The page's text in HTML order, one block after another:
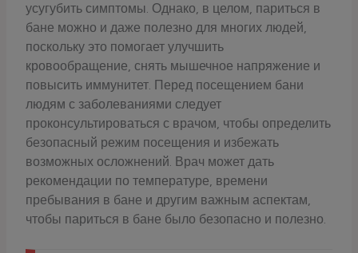
усугубить симптомы. Однако, в целом, париться в
бане можно и даже полезно для многих людей,
поскольку это помогает улучшить
кровообращение, снять мышечное напряжение и
повысить иммунитет. Перед посещением бани
людям с заболеваниями следует
проконсультироваться с врачом, чтобы определить
безопасный режим посещения и избежать
возможных осложнений. Врач может дать
рекомендации по температуре, времени
пребывания в бане и другим важным аспектам,
чтобы париться в бане было безопасно и полезно.